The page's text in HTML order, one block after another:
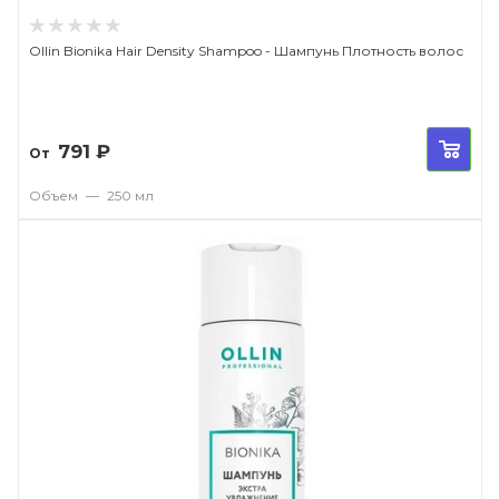
Ollin Bionika Hair Density Shampoo - Шампунь Плотность волос
От 791 ₽
Объем — 250 мл